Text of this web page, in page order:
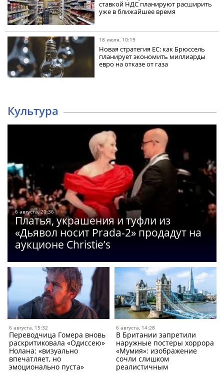
ставкой НДС планируют расширить
уже в ближайшее время
18 июля, 10:19
Новая стратегия ЕС: как Брюссель
планирует экономить миллиарды
евро на отказе от газа
Культура
6 августа, 20:36
Платья, украшения и туфли из
«Дьявол носит Prada-2» продадут на
аукционе Christie’s
6 августа, 15:32
Переводчица Гомера вновь
раскритиковала «Одиссею»
Нолана: «визуально
впечатляет, но
эмоционально пуста»
6 августа, 14:28
В Британии запретили
наружные постеры хоррора
«Мумия»: изображение
сочли слишком
реалистичным